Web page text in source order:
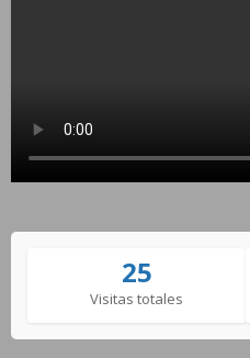
25
Visitas totales